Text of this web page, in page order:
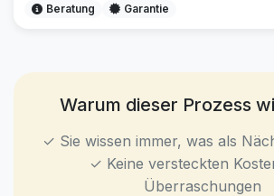
Beratung Garantie
Warum dieser Prozess
✓ Sie wissen immer, was als
✓ Keine versteckten
Überraschungen